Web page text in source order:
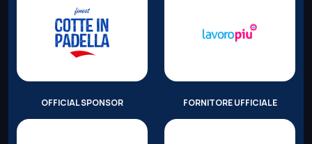
OFFICIAL SPONSOR FORNITORE UFFICIALE